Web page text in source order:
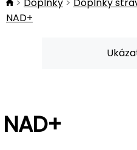
NAD+
NAD+